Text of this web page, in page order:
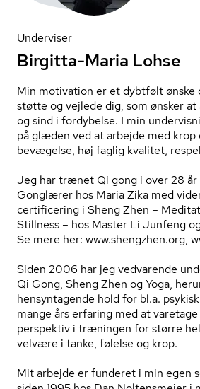
Underviser
Birgitta-Maria Lohse
Min motivation er et dybtfølt ønske
støtte og vejlede dig, som ønsker
og sind i fordybelse. I min
på glæden ved at arbejde med krop
bevægelse, høj faglig kvalitet,
Jeg har trænet Qi gong i over 28 år
Gonglærer hos Maria Zika med
certificering i Sheng Zhen –
Stillness – hos Master Li Junfeng
Se mere her: www.shengzhen.org,
Siden 2006 har jeg vedvarende
Qi Gong, Sheng Zhen og Yoga,
hensyntagende hold for bl.a.
mange års erfaring med at
perspektiv i træningen for større
velvære i tanke, følelse og krop.
Mit arbejde er funderet i min egen